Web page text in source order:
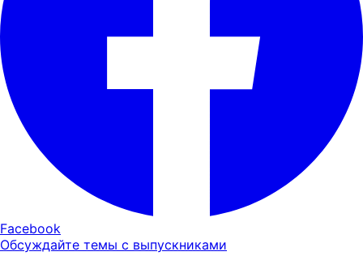
Facebook
Обсуждайте темы с выпускниками